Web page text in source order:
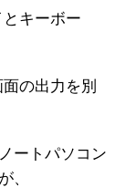
キーボー
の出力を別
ートパソコン
、